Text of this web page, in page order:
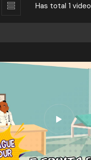
Has total 1 video